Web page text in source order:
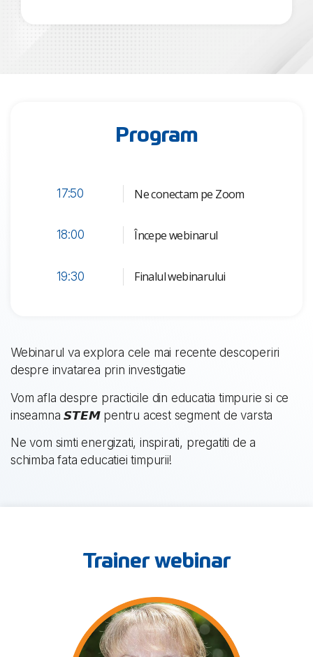
Program
17:50 Ne conectam pe Zoom
18:00 Începe webinarul
19:30 Finalul webinarului
Webinarul va explora cele mai recente descoperiri
despre invatarea prin investigatie
Vom afla despre practicile din educatia timpurie si ce
inseamna 𝙎𝙏𝙀𝙈 pentru acest segment de varsta
Ne vom simti energizati, inspirati, pregatiti de a
schimba fata educatiei timpurii!
Trainer webinar